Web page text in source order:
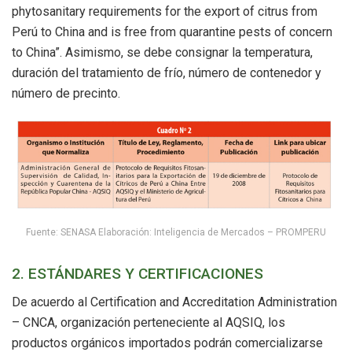
phytosanitary requirements for the export of citrus from
Perú to China and is free from quarantine pests of concern
to China”. Asimismo, se debe consignar la temperatura,
duración del tratamiento de frío, número de contenedor y
número de precinto.
Fuente: SENASA Elaboración: Inteligencia de Mercados – PROMPERU
2. ESTÁNDARES Y CERTIFICACIONES
De acuerdo al Certification and Accreditation Administration
– CNCA, organización perteneciente al AQSIQ, los
productos orgánicos importados podrán comercializarse